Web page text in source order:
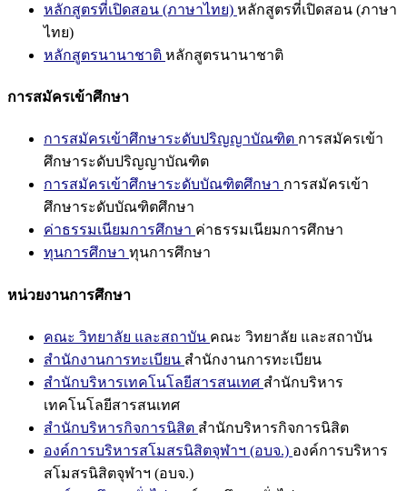
หลักสูตรที่เปิดสอน (ภาษาไทย) หลักสูตรที่เปิดสอน (ภาษา
ไทย)
หลักสูตรนานาชาติ หลักสูตรนานาชาติ
การสมัครเข้าศึกษา
การสมัครเข้าศึกษาระดับปริญญาบัณฑิต การสมัครเข้า
ศึกษาระดับปริญญาบัณฑิต
การสมัครเข้าศึกษาระดับบัณฑิตศึกษา การสมัครเข้า
ศึกษาระดับบัณฑิตศึกษา
ค่าธรรมเนียมการศึกษา ค่าธรรมเนียมการศึกษา
ทุนการศึกษา ทุนการศึกษา
หน่วยงานการศึกษา
คณะ วิทยาลัย และสถาบัน คณะ วิทยาลัย และสถาบัน
สำนักงานการทะเบียน สำนักงานการทะเบียน
สำนักบริหารเทคโนโลยีสารสนเทศ สำนักบริหาร
เทคโนโลยีสารสนเทศ
สำนักบริหารกิจการนิสิต สำนักบริหารกิจการนิสิต
องค์การบริหารสโมสรนิสิตจุฬาฯ (อบจ.) องค์การบริหาร
สโมสรนิสิตจุฬาฯ (อบจ.)